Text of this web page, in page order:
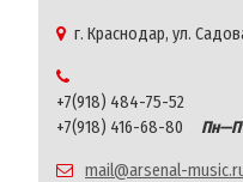
г. Краснодар, ул.
+7(918) 484-75-52
+7(918) 416-68-80
mail@arsenal-